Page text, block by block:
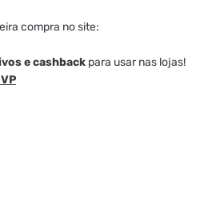
compra no site:
e cashback para usar nas lojas!